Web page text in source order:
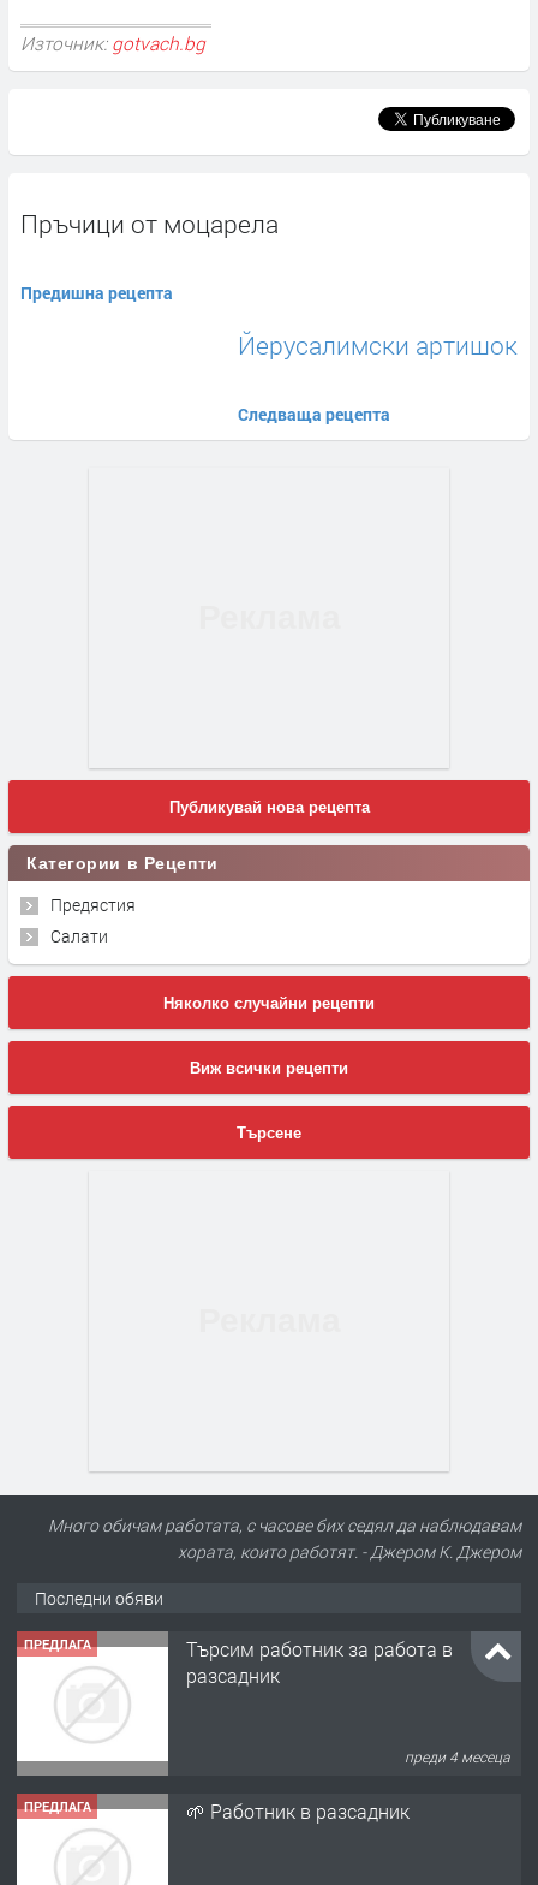
Източник: gotvach.bg
Пръчици от моцарела
Предишна рецепта
Йерусалимски артишок
Следваща рецепта
Публикувай нова рецепта
Категории в Рецепти
Предястия
Салати
Няколко случайни рецепти
Виж всички рецепти
Търсене
Много обичам работата, с часове бих седял да наблюдавам
хората, които работят. - Джером К. Джером
Последни обяви
ПРЕДЛАГА
Търсим работник за работа в
разсадник
преди 4 месеца
ПРЕДЛАГА 🌱 Работник в разсадник